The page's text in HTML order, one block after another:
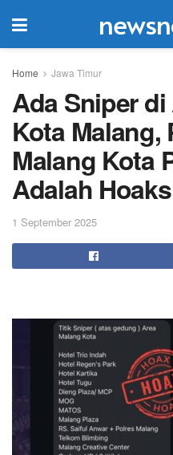
Home Jawa Timur
Ada Sniper
Kota Malang,
Malang Kota
Adalah Hoaks
1 September 2025